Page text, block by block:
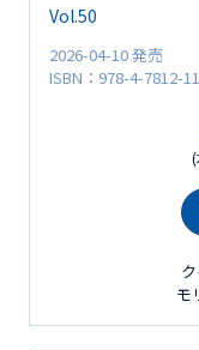
Vol.50
2026-04-10 発売
ISBN：978-4-7812-
モ